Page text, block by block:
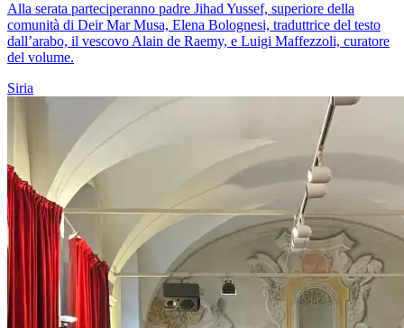
Alla serata parteciperanno padre Jihad Yussef, superiore della
comunità di Deir Mar Musa, Elena Bolognesi, traduttrice del testo
dall’arabo, il vescovo Alain de Raemy, e Luigi Maffezzoli, curatore
del volume.
Siria